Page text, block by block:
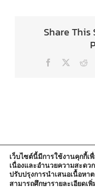
Share This
Facebook
สำนักงานอง
หมู่ที่ 5 ตำบลวัดตูม อำเภอพ
เว็บไซต์นี้มีการใช้งานคุกกี้เ
เนื่องและอำนวยความสะดว
ปรับปรุงการนำเสนอเนื้อหา
สามารถศึกษารายละเอียดเพิ่